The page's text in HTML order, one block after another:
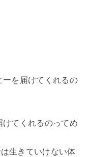
ーを届けてくれるの
てくれるのってめ
生きていけない体